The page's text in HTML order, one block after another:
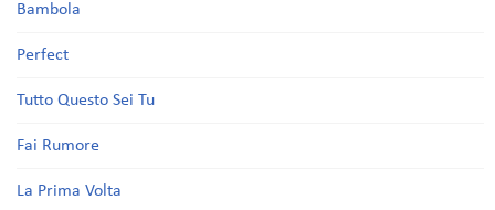
Bambola
Perfect
Tutto Questo Sei Tu
Fai Rumore
La Prima Volta